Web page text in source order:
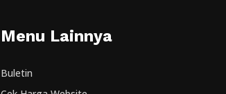
Menu Lainnya
Buletin